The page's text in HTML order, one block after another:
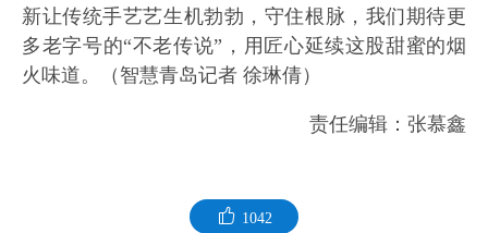
新让传统手艺艺生机勃勃，守住根脉，我们期待更
多老字号的“不老传说”，用匠心延续这股甜蜜的烟
火味道。（智慧青岛记者 徐琳倩）
责任编辑：张慕鑫
1042